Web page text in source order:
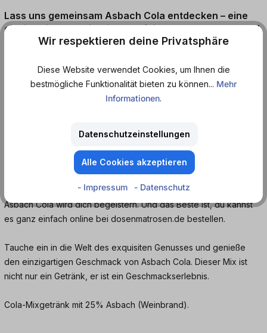
Lass uns gemeinsam Asbach Cola entdecken – eine
einzigartige Kombination von feinem Asbach Uralt und
erfrischender Cola.
sich mit sprudelnder Cola zu einem erfrischenden Mix, der
deinen Gaumen verwöhnt. Dieser Mix bietet die perfekte Balance
zwischen der Wärme des Weinbrands und der belebenden Süße
Weinbrand wird sorgfältig hergestellt und ist ein Zeichen für
handwerkliche Exzellenz. Egal, ob du ein Kenner von Weinbrand-
Getränken bist oder nach einer besonderen Erfrischung suchst,
Asbach Cola wird dich begeistern. Und das Beste ist, du kannst
es ganz einfach online bei dosenmatrosen.de bestellen.
Tauche ein in die Welt des exquisiten Genusses und genieße
den einzigartigen Geschmack von Asbach Cola. Dieser Mix ist
nicht nur ein Getränk, er ist ein Geschmackserlebnis.
Cola-Mixgetränk mit 25% Asbach (Weinbrand).
Wir respektieren deine Privatsphäre
Diese Website verwendet Cookies, um Ihnen die
bestmögliche Funktionalität bieten zu können... Mehr
Informationen.
Datenschutzeinstellungen
Alle Cookies akzeptieren
- Impressum - Datenschutz